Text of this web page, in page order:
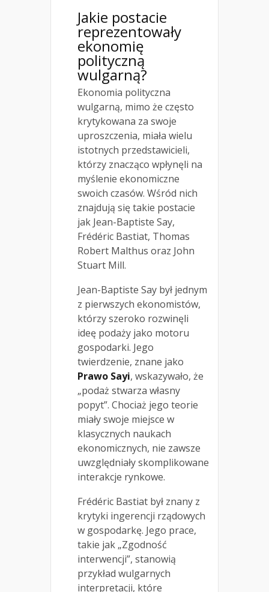
Jakie postacie
reprezentowały
ekonomię
polityczną
wulgarną?
Ekonomia polityczna
wulgarną, mimo że często
krytykowana za swoje
uproszczenia, miała wielu
istotnych przedstawicieli,
którzy znacząco wpłynęli na
myślenie ekonomiczne
swoich czasów. Wśród nich
znajdują się takie postacie
jak Jean-Baptiste Say,
Frédéric Bastiat, Thomas
Robert Malthus oraz John
Stuart Mill.
Jean-Baptiste Say był jednym
z pierwszych ekonomistów,
którzy szeroko rozwinęli
ideę podaży jako motoru
gospodarki. Jego
twierdzenie, znane jako
Prawo Sayi, wskazywało, że
„podaż stwarza własny
popyt”. Chociaż jego teorie
miały swoje miejsce w
klasycznych naukach
ekonomicznych, nie zawsze
uwzględniały skomplikowane
interakcje rynkowe.
Frédéric Bastiat był znany z
krytyki ingerencji rządowych
w gospodarkę. Jego prace,
takie jak „Zgodność
interwencji”, stanowią
przykład wulgarnych
interpretacji, które